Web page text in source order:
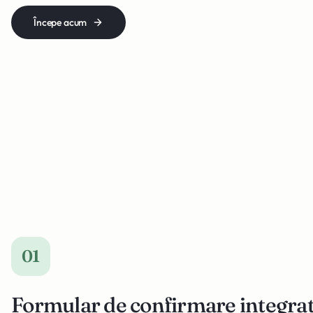
Începe acum
01
Formular de confirmare